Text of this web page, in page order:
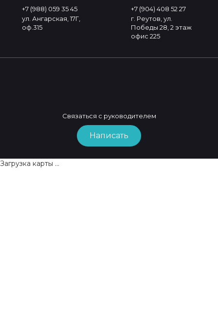
+7 (988) 059 35 45
ул. Ангарская, 17Г,
оф.315
+7 (904) 408 52 27
г. Реутов, ул.
Победы 28, 2 этаж
офис 225
Связаться с руководителем
Написать
Загрузка карты ...